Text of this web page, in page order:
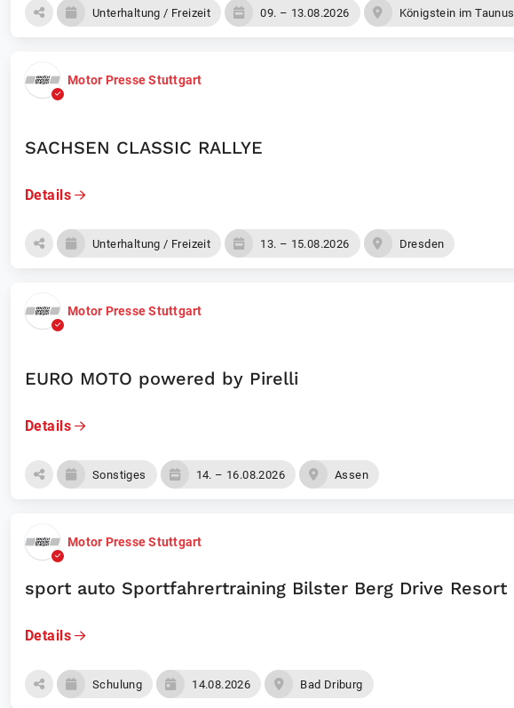
Unterhaltung / Freizeit 09. – 13.08.2026 Königstein im Taunus
Motor Presse Stuttgart
SACHSEN CLASSIC RALLYE
Details
Unterhaltung / Freizeit 13. – 15.08.2026 Dresden
Motor Presse Stuttgart
EURO MOTO powered by Pirelli
Details
Sonstiges 14. – 16.08.2026 Assen
Motor Presse Stuttgart
sport auto Sportfahrertraining Bilster Berg Drive Resort
Details
Schulung 14.08.2026 Bad Driburg